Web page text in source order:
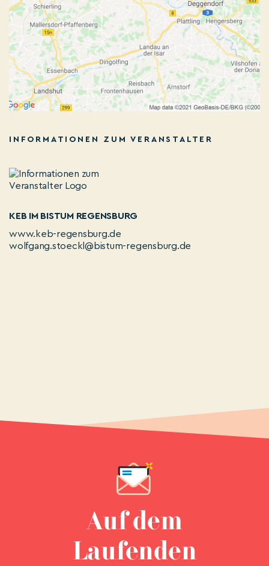
INFORMATIONEN ZUM VERANSTALTER
KEB IM BISTUM REGENSBURG
www.keb-regensburg.de
wolfgang.stoeckl@bistum-regensburg.de
Auf dem
Laufenden